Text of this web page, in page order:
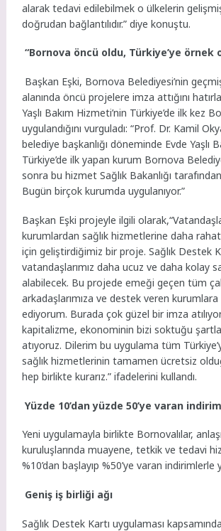
alarak tedavi edilebilmek o ülkelerin
doğrudan bağlantılıdır.” diye konuştu.
“Bornova öncü oldu, Türkiye’ye örnek
Başkan Eşki, Bornova Belediyesi’nin
alanında öncü projelere imza attığını
Yaşlı Bakım Hizmeti’nin Türkiye’de ilk kez
uygulandığını vurguladı: “Prof. Dr. Kamil
belediye başkanlığı döneminde Evde Yaşlı
Türkiye’de ilk yapan kurum Bornova
sonra bu hizmet Sağlık Bakanlığı tarafından
Bugün birçok kurumda uygulanıyor.”
Başkan Eşki projeyle ilgili
kurumlardan sağlık hizmetlerine daha
için geliştirdiğimiz bir proje. Sağlık Destek
vatandaşlarımız daha ucuz ve daha kolay
alabilecek. Bu projede emeği geçen tüm
arkadaşlarımıza ve destek veren
ediyorum. Burada çok güzel bir imza
kapitalizme, ekonominin bizi soktuğu
atıyoruz. Dilerim bu uygulama tüm
sağlık hizmetlerinin tamamen ücretsiz
hep birlikte kurarız.” ifadelerini kullandı.
Yüzde 10’dan yüzde 50’ye varan indirim
Yeni uygulamayla birlikte Bornovalılar,
kuruluşlarında muayene, tetkik ve tedavi
%10’dan başlayıp %50’ye varan
Geniş iş birliği ağı
Sağlık Destek Kartı uygulaması